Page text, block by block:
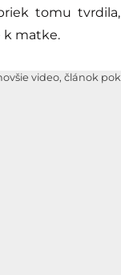
tomu
k matke.
video, článok